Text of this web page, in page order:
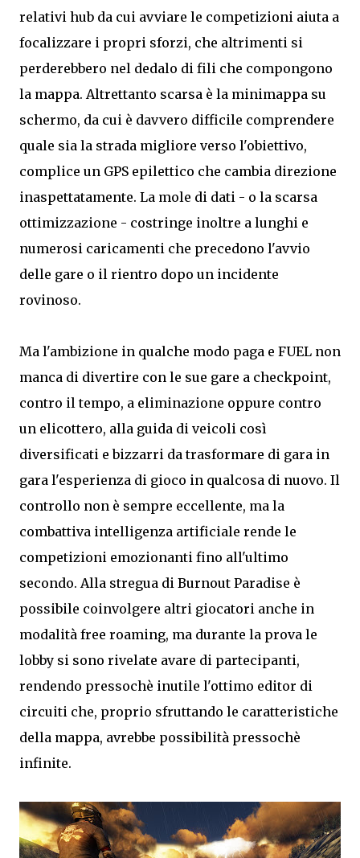
relativi hub da cui avviare le competizioni aiuta a
focalizzare i propri sforzi, che altrimenti si
perderebbero nel dedalo di fili che compongono
la mappa. Altrettanto scarsa è la minimappa su
schermo, da cui è davvero difficile comprendere
quale sia la strada migliore verso l'obiettivo,
complice un GPS epilettico che cambia direzione
inaspettatamente. La mole di dati - o la scarsa
ottimizzazione - costringe inoltre a lunghi e
numerosi caricamenti che precedono l'avvio
delle gare o il rientro dopo un incidente
rovinoso.
Ma l'ambizione in qualche modo paga e FUEL non
manca di divertire con le sue gare a checkpoint,
contro il tempo, a eliminazione oppure contro
un elicottero, alla guida di veicoli così
diversificati e bizzarri da trasformare di gara in
gara l'esperienza di gioco in qualcosa di nuovo. Il
controllo non è sempre eccellente, ma la
combattiva intelligenza artificiale rende le
competizioni emozionanti fino all'ultimo
secondo. Alla stregua di Burnout Paradise è
possibile coinvolgere altri giocatori anche in
modalità free roaming, ma durante la prova le
lobby si sono rivelate avare di partecipanti,
rendendo pressochè inutile l'ottimo editor di
circuiti che, proprio sfruttando le caratteristiche
della mappa, avrebbe possibilità pressochè
infinite.